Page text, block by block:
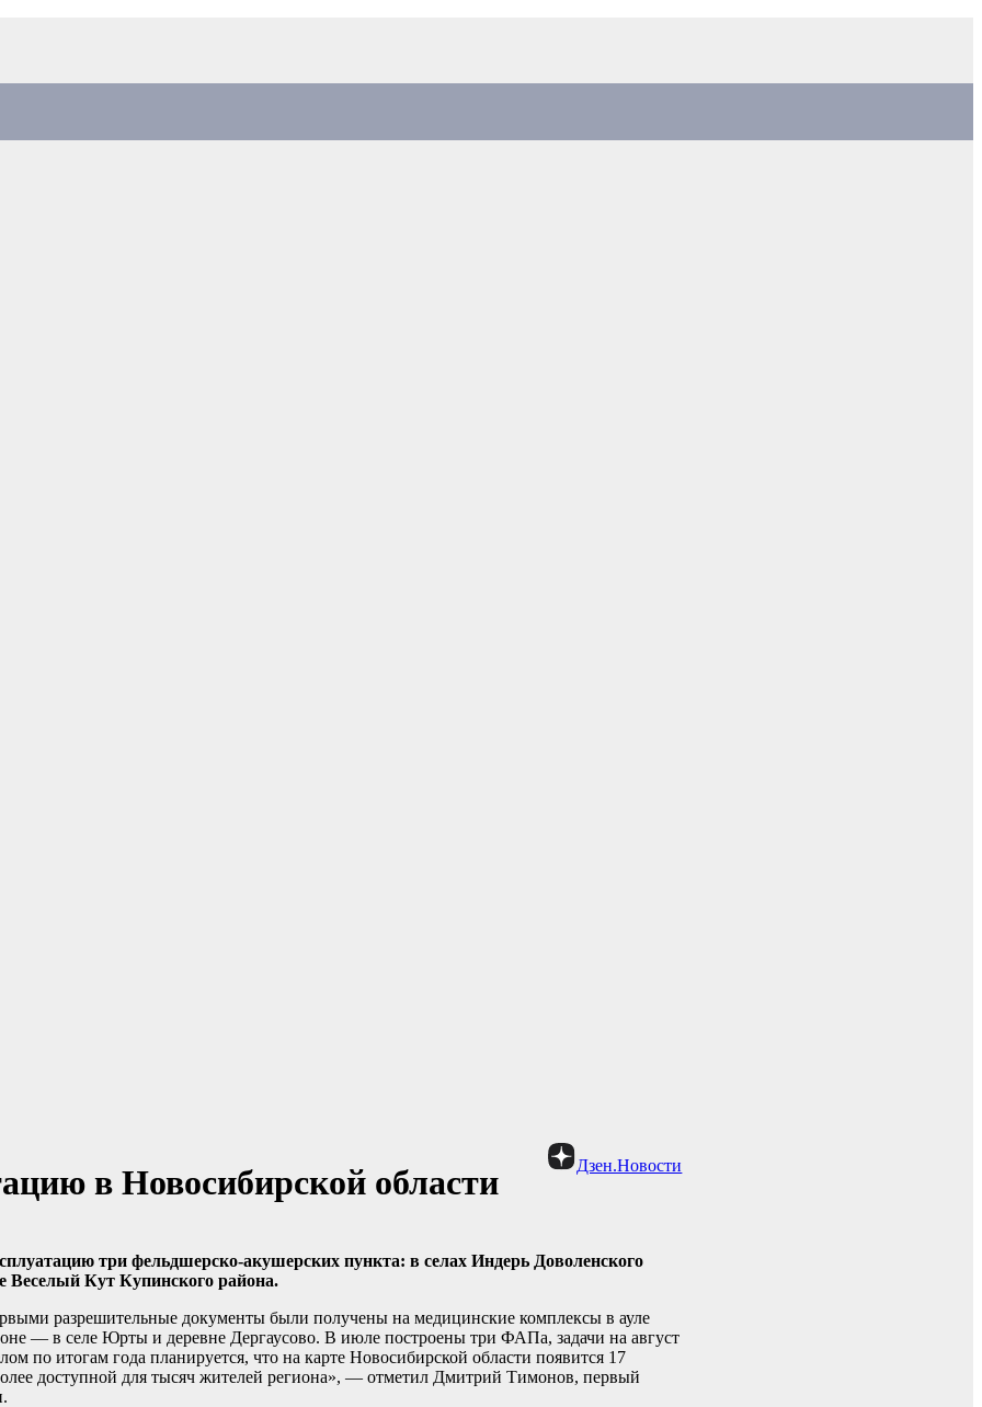
Дзен.Новости
в Новосибирской области
три фельдшерско-акушерских пункта: в селах Индерь Доволенского
Веселый Кут Купинского района.
разрешительные документы были получены на медицинские комплексы в ауле
— в селе Юрты и деревне Дергаусово. В июле построены три ФАПа, задачи на август
по итогам года планируется, что на карте Новосибирской области появится 17
доступной для тысяч жителей региона», — отметил Дмитрий Тимонов, первый